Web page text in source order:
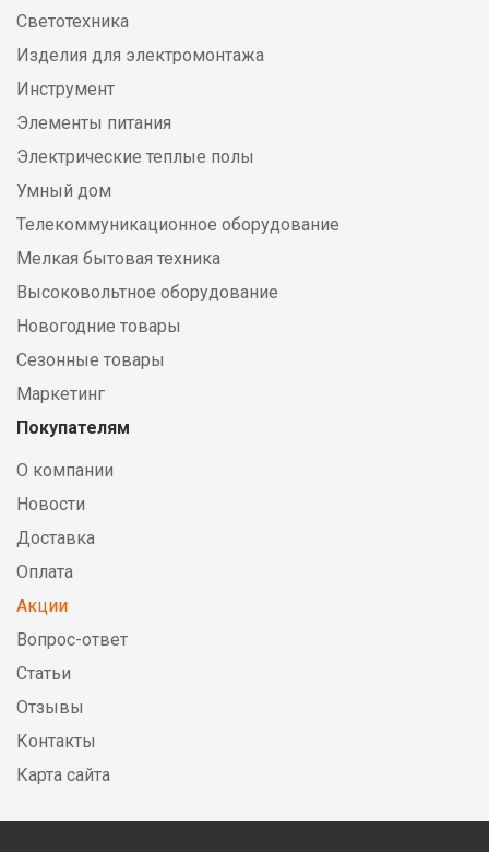
Светотехника
Изделия для электромонтажа
Инструмент
Элементы питания
Электрические теплые полы
Умный дом
Телекоммуникационное оборудование
Мелкая бытовая техника
Высоковольтное оборудование
Новогодние товары
Сезонные товары
Маркетинг
Покупателям
О компании
Новости
Доставка
Оплата
Акции
Вопрос-ответ
Статьи
Отзывы
Контакты
Карта сайта